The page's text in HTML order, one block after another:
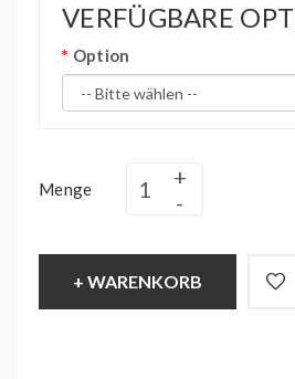
VERFÜGBARE
Option
Menge
+ WARENKORB